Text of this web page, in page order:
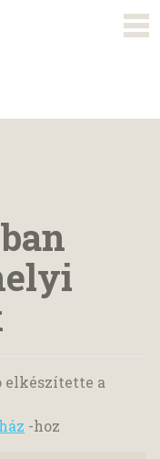
elkészítette a
-hoz